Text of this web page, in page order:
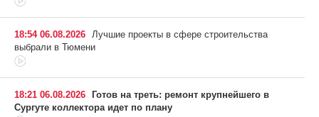
18:54 06.08.2026
Лучшие проекты в сфере строительства
выбрали в Тюмени
18:21 06.08.2026 Готов на треть: ремонт крупнейшего в
Сургуте коллектора идет по плану